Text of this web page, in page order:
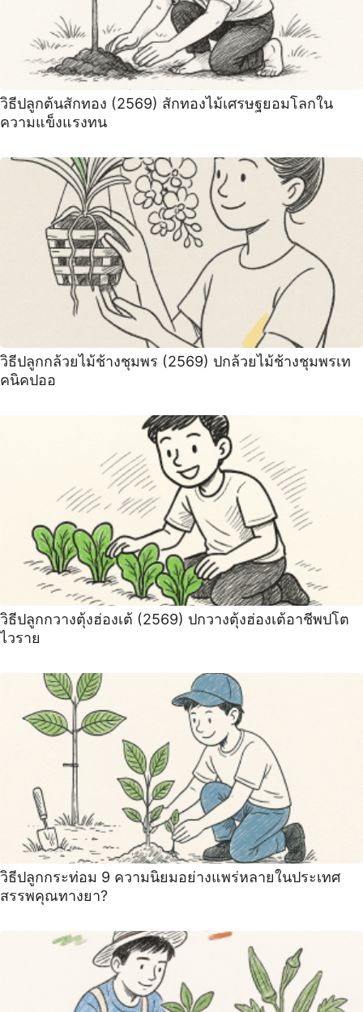
วิธีปลูกต้นสักทอง (2569) สักทองไม้เศรษฐยอมโลกใน
ความแข็งแรงทน
วิธีปลูกกล้วยไม้ช้างชุมพร (2569) ปกล้วยไม้ช้างชุมพรเท
คนิคปออ
วิธีปลูกกวางตุ้งฮ่องเต้ (2569) ปกวางตุ้งฮ่องเต้อาชีพปโต
ไวราย
วิธีปลูกกระท่อม 9 ความนิยมอย่างแพร่หลายในประเทศ
สรรพคุณทางยา?